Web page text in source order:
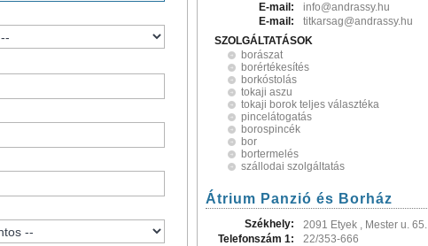
E-mail:
info@andrassy.hu
E-mail:
titkarsag@andrassy.hu
SZOLGÁLTATÁSOK
borászat
borértékesítés
borkóstolás
tokaji aszu
tokaji borok teljes választéka
pincelátogatás
borospincék
bor
bortermelés
szállodai szolgáltatás
Átrium Panzió és Borház
Székhely:
2091 Etyek , Mester u. 65.
Telefonszám 1:
22/353-666